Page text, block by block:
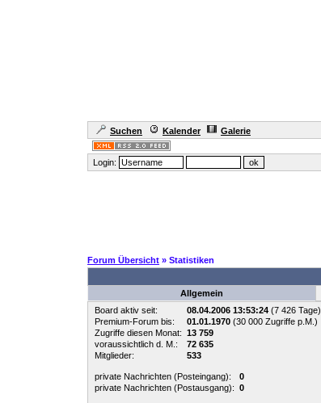
Suchen Kalender Galerie
Login:
Forum Übersicht » Statistiken
Allgemein
Board aktiv seit:
08.04.2006 13:53:24 (7 426 Tage)
Premium-Forum bis:
01.01.1970 (30 000 Zugriffe p.M.)
Zugriffe diesen Monat: 13 759
voraussichtlich d. M.:
72 635
Mitglieder:
533
private Nachrichten (Posteingang):
0
private Nachrichten (Postausgang): 0